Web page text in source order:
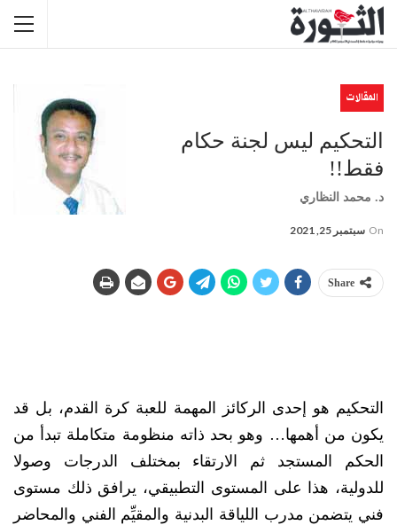
المقالات
التحكيم ليس لجنة حكام
فقط!!
د. محمد النظاري
On سبتمبر 25, 2021
Share
التحكيم هو إحدى الركائز المهمة للعبة كرة القدم، بل قد
يكون من أهمها… وهو بحد ذاته منظومة متكاملة تبدأ من
الحكم المستجد ثم الارتقاء بمختلف الدرجات وصولا
للدولية، هذا على المستوى التطبيقي، يرافق ذلك مستوى
فني يتضمن مدرب اللياقة البدنية والمقيِّم الفني والمحاضر